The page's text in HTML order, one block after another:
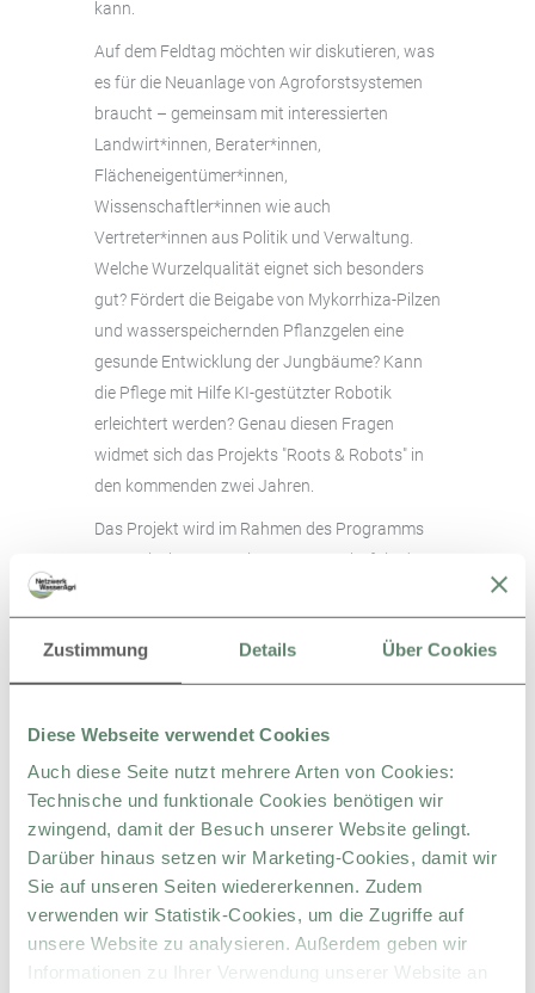
Zustimmung Details Über Cookies
Diese Webseite verwendet Cookies
Auch diese Seite nutzt mehrere Arten von Cookies:
Technische und funktionale Cookies benötigen wir
zwingend, damit der Besuch unserer Website gelingt.
Darüber hinaus setzen wir Marketing-Cookies, damit wir
Sie auf unseren Seiten wiedererkennen. Zudem
verwenden wir Statistik-Cookies, um die Zugriffe auf
unsere Website zu analysieren. Außerdem geben wir
Informationen zu Ihrer Verwendung unserer Website an
kann.
Auf dem Feldtag möchten wir diskutieren, was
es für die Neuanlage von Agroforstsystemen
braucht – gemeinsam mit interessierten
Landwirt*innen, Berater*innen,
Flächeneigentümer*innen,
Wissenschaftler*innen wie auch
Vertreter*innen aus Politik und Verwaltung.
Welche Wurzelqualität eignet sich besonders
gut? Fördert die Beigabe von Mykorrhiza-Pilzen
und wasserspeichernden Pflanzgelen eine
gesunde Entwicklung der Jungbäume? Kann
die Pflege mit Hilfe KI-gestützter Robotik
erleichtert werden? Genau diesen Fragen
widmet sich das Projekts "Roots & Robots" in
den kommenden zwei Jahren.
Das Projekt wird im Rahmen des Programms
Europäische Innovationspartnerschaft in der
Landwirtschaftsfonds für die Entwicklung des
Ländlichen Raums (ELER) sowie durch das
Land Brandenburg gefördert.
Die Veranstaltung ist kostenfrei. Wir bitten um
Anmeldung unterdiesem Link